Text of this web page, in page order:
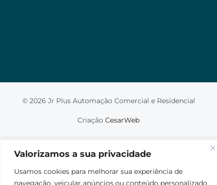
Não aceito
Aceito
© 2026 Jr Plus Automação Comercial e Residencial
Criação CesarWeb
Fale Conosco